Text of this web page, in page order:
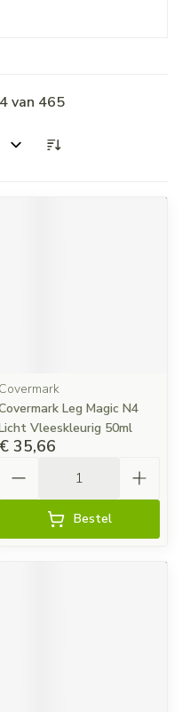
van 465
Covermark
Leg Magic N4
Vleeskleurig 50ml
€ 35,66
Bestel